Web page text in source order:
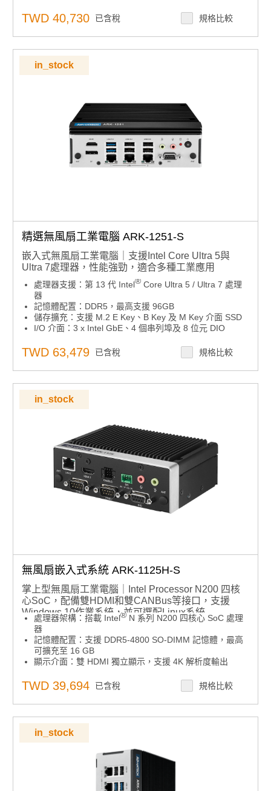
TWD 40,730 已含稅 規格比較
in_stock
精選無風扇工業電腦 ARK-1251-S
嵌入式無風扇工業電腦｜支援Intel Core Ultra 5與
Ultra 7處理器，性能強勁，適合多種工業應用
處理器支援：第 13 代 Intel® Core Ultra 5 / Ultra 7 處理
器
記憶體配置：DDR5，最高支援 96GB
儲存擴充：支援 M.2 E Key、B Key 及 M Key 介面 SSD
I/O 介面：3 x Intel GbE、4 個串列埠及 8 位元 DIO
環境溫度：-20°C 至 60°C
工作電壓：12~28 VDC
管理軟體：支援 DeviceOn 及遠程監控功能
TWD 63,479 已含稅 規格比較
in_stock
無風扇嵌入式系統 ARK-1125H-S
掌上型無風扇工業電腦｜Intel Processor N200 四核
心SoC，配備雙HDMI和雙CANBus等接口，支援
Windows 10作業系統，並可選配Linux系統
處理器架構：搭載 Intel® N 系列 N200 四核心 SoC 處理
器
記憶體配置：支援 DDR5-4800 SO-DIMM 記憶體，最高
可擴充至 16 GB
顯示介面：雙 HDMI 獨立顯示，支援 4K 解析度輸出
訊與儲存模組擴充
安全機制：支援選配 TPM 模組以強化系統安全性
工作溫度範圍：支援 -30°C 至 60°C 寬溫操作
電源輸入：12V 可鎖定 DC 插頭電源輸入
作業系統支援：相容 Windows 10 IoT/ Windows 11 IoT
遠端管理：內建研華 WISE-DeviceOn 智慧設備管理軟
1) 即時設備運行狀態監控
2) 遠端開關機與故障排除
3) OTA 大規模遠端更新（韌體、軟體、設定等）以實現
TWD 39,694 已含稅 規格比較
in_stock